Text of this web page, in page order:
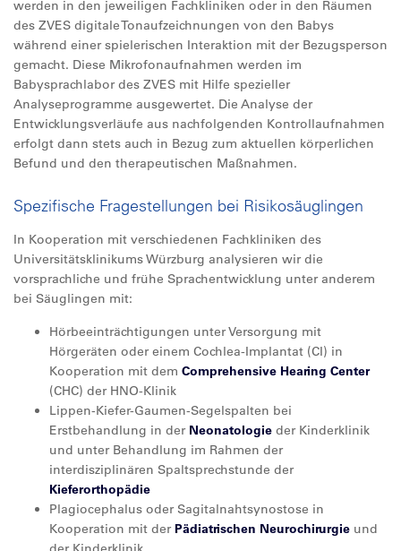
werden in den jeweiligen Fachkliniken oder in den Räumen
des ZVES digitale Tonaufzeichnungen von den Babys
während einer spielerischen Interaktion mit der Bezugsperson
gemacht. Diese Mikrofonaufnahmen werden im
Babysprachlabor des ZVES mit Hilfe spezieller
Analyseprogramme ausgewertet. Die Analyse der
Entwicklungsverläufe aus nachfolgenden Kontrollaufnahmen
erfolgt dann stets auch in Bezug zum aktuellen körperlichen
Befund und den therapeutischen Maßnahmen.
Spezifische Fragestellungen bei Risikosäuglingen
In Kooperation mit verschiedenen Fachkliniken des
Universitätsklinikums Würzburg analysieren wir die
vorsprachliche und frühe Sprachentwicklung unter anderem
bei Säuglingen mit:
Hörbeeinträchtigungen unter Versorgung mit
Hörgeräten oder einem Cochlea-Implantat (CI) in
Kooperation mit dem Comprehensive Hearing Center
(CHC) der HNO-Klinik
Lippen-Kiefer-Gaumen-Segelspalten bei
Erstbehandlung in der Neonatologie der Kinderklinik
und unter Behandlung im Rahmen der
interdisziplinären Spaltsprechstunde der
Kieferorthopädie
Plagiocephalus oder Sagitalnahtsynostose in
Kooperation mit derPädiatrischen Neurochirurgie und